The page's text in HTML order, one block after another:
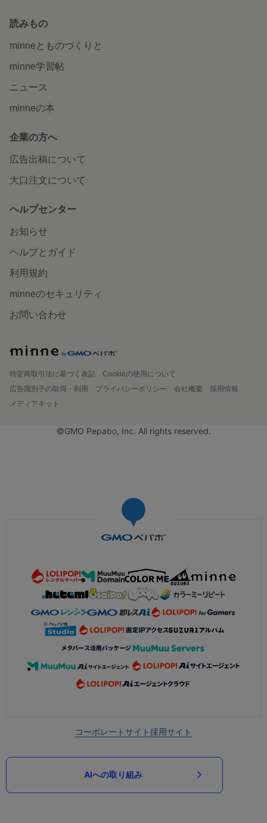
読みもの
minneとものづくりと
minne学習帖
ニュース
minneの本
企業の方へ
広告出稿について
大口注文について
ヘルプセンター
お知らせ
ヘルプとガイド
利用規約
minneのセキュリティ
お問い合わせ
特定商取引法に基づく表記
Cookieの使用について
広告識別子の取得・利用
プライバシーポリシー 会社概要
採用情報
メディアキット
©GMO Pepabo, Inc. All rights reserved.
コーポレートサイト採用サイト
AIへの取り組み